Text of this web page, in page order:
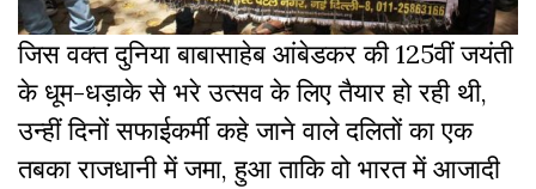
जिस वक्त दुनिया बाबासाहेब आंबेडकर की 125वीं जयंती
के धूम-धड़ाके से भरे उत्सव के लिए तैयार हो रही थी,
उन्हीं दिनों सफाईकर्मी कहे जाने वाले दलितों का एक
तबका राजधानी में जमा, हुआ ताकि वो भारत में आजादी